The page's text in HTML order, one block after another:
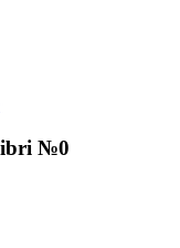
№0